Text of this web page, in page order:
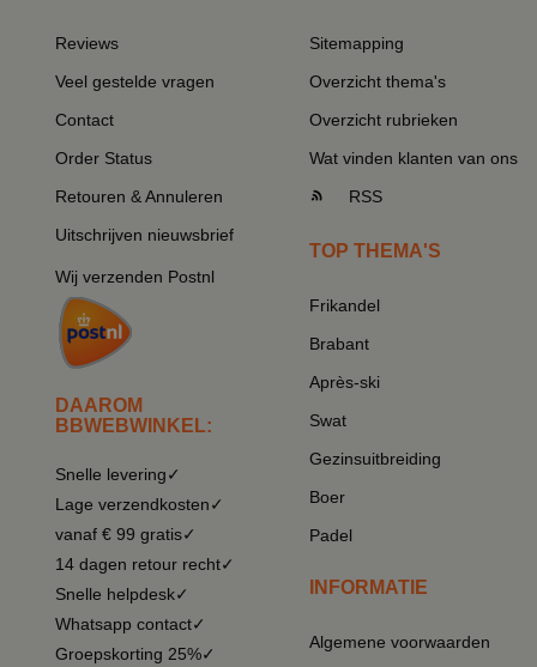
Reviews
Veel gestelde vragen
Contact
Order Status
Retouren & Annuleren
Uitschrijven nieuwsbrief
Wij verzenden Postnl
DAAROM
BBWEBWINKEL:
Snelle levering✓
Lage verzendkosten✓
vanaf € 99 gratis✓
14 dagen retour recht✓
Snelle helpdesk✓
Whatsapp contact✓
Groepskorting 25%✓
Sitemapping
Overzicht thema's
Overzicht rubrieken
Wat vinden klanten van ons
RSS
TOP THEMA'S
Frikandel
Brabant
Après-ski
Swat
Gezinsuitbreiding
Boer
Padel
INFORMATIE
Algemene voorwaarden